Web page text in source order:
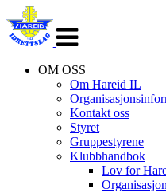
navigasjon
OM OSS
Om Hareid IL
Kontakt oss
Styret
Gruppestyrene
Klubbhandbok
Lov for